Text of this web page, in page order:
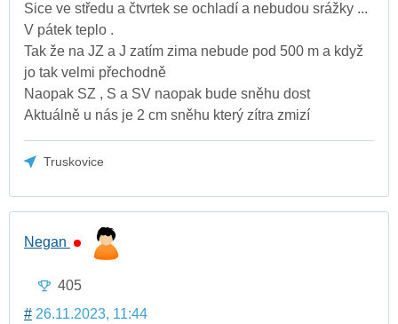
Sice ve středu a čtvrtek se ochladí a nebudou srážky ...
V pátek teplo .
Tak že na JZ a J zatím zima nebude pod 500 m a když
jo tak velmi přechodně
Naopak SZ , S a SV naopak bude sněhu dost
Aktuálně u nás je 2 cm sněhu který zítra zmizí
Truskovice
Negan
405
# 26.11.2023, 11:44